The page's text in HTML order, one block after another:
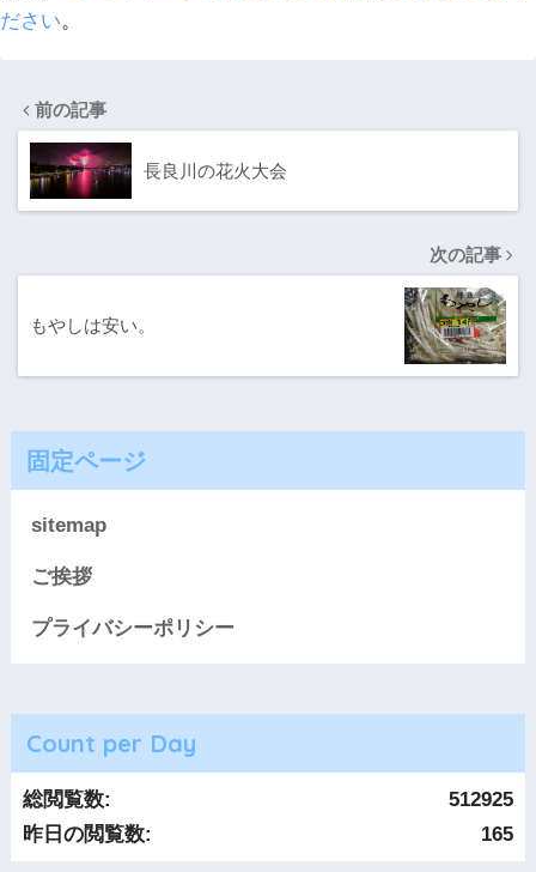
ださい。
前の記事
長良川の花火大会
次の記事
もやしは安い。
固定ページ
sitemap
ご挨拶
プライバシーポリシー
Count per Day
512925
総閲覧数:
165
昨日の閲覧数: